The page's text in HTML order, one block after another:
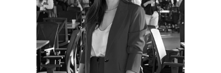
MESA REDONDA | Networking Events